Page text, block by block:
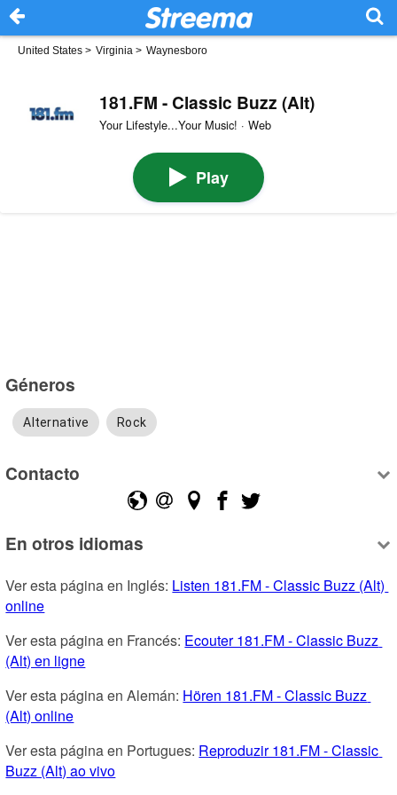
United States > Virginia > Waynesboro
181.FM - Classic Buzz (Alt)
Your Lifestyle...Your Music! · Web
Play
Géneros
Alternative Rock
Contacto
En otros idiomas
Ver esta página en Inglés: Listen 181.FM - Classic Buzz (Alt)
online
Ver esta página en Francés: Ecouter 181.FM - Classic Buzz
(Alt) en ligne
Ver esta página en Alemán: Hören 181.FM - Classic Buzz
(Alt) online
Ver esta página en Portugues: Reproduzir 181.FM - Classic
Buzz (Alt) ao vivo